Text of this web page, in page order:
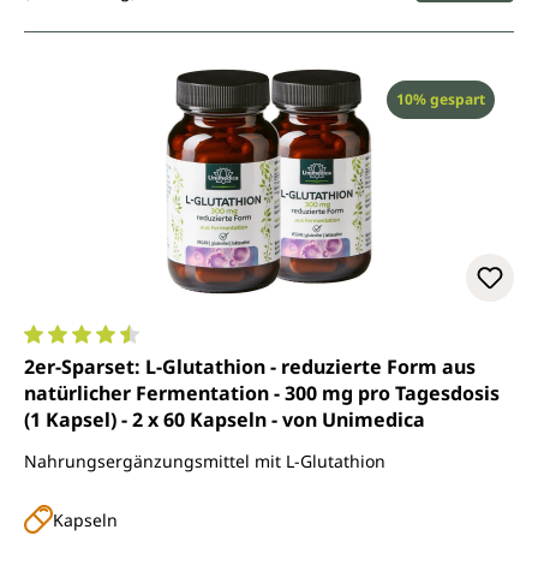
Rabatt
10% gespart
Durchschnittliche Bewertung von 4.6 von 5 Sternen
2er-Sparset: L-Glutathion - reduzierte Form aus
natürlicher Fermentation - 300 mg pro Tagesdosis
(1 Kapsel) - 2 x 60 Kapseln - von Unimedica
Nahrungsergänzungsmittel mit L-Glutathion
Kapseln